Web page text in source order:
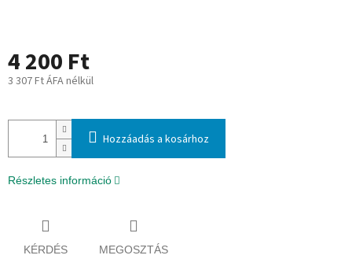
4 200 Ft
3 307 Ft ÁFA nélkül
Hozzáadás a kosárhoz
Részletes információ
KÉRDÉS MEGOSZTÁS